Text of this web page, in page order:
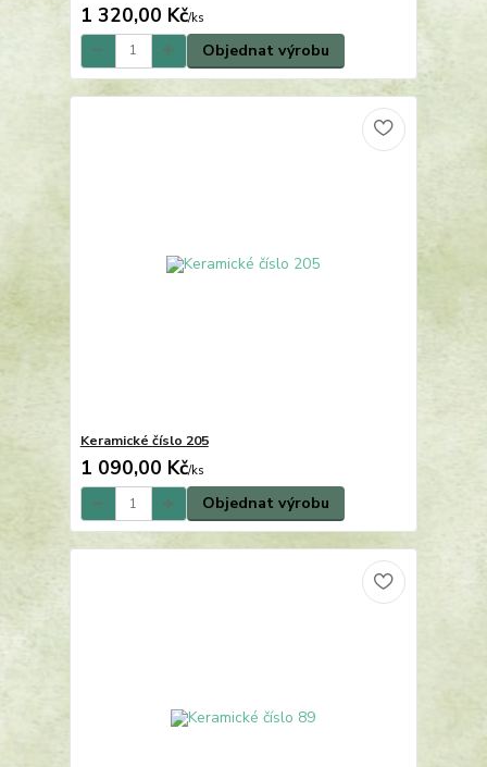
1 320,00 Kč/ks
Objednat výrobu
Keramické číslo 205
1 090,00 Kč/ks
Objednat výrobu